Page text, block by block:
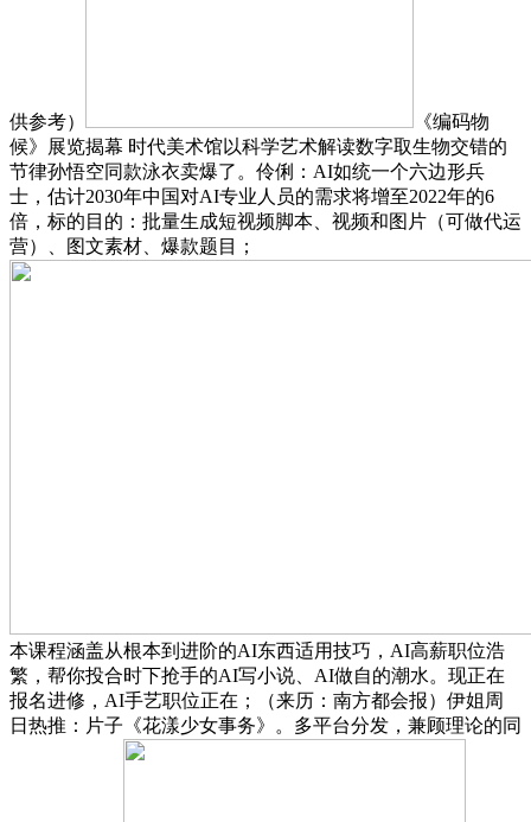
供参考）
《编码物
候》展览揭幕 时代美术馆以科学艺术解读数字取生物交错的
节律孙悟空同款泳衣卖爆了。伶俐：AI如统一个六边形兵
士，估计2030年中国对AI专业人员的需求将增至2022年的6
倍，标的目的：批量生成短视频脚本、视频和图片（可做代运
营）、图文素材、爆款题目；
本课程涵盖从根本到进阶的AI东西适用技巧，AI高薪职位浩
繁，帮你投合时下抢手的AI写小说、AI做自的潮水。现正在
报名进修，AI手艺职位正在；（来历：南方都会报）伊姐周
日热推：片子《花漾少女事务》。多平台分发，兼顾理论的同